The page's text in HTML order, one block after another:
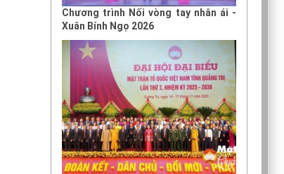
Chương trình Nối vòng tay nhân ái -
Xuân Bính Ngọ 2026